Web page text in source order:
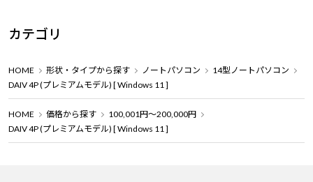
カテゴリ
HOME 形状・タイプから探す ノートパソコン
14型ノートパソコン
DAIV 4P (プレミアムモデル) [ Windows 11 ]
HOME 価格から探す
100,001円～200,000円
DAIV 4P (プレミアムモデル) [ Windows 11 ]